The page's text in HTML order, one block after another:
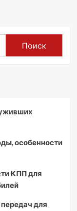
Поиск
особенности
КПП для
для